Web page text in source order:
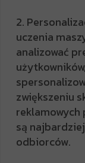
2.
uczenia
analizować
zwiększeniu
są
odbiorców.